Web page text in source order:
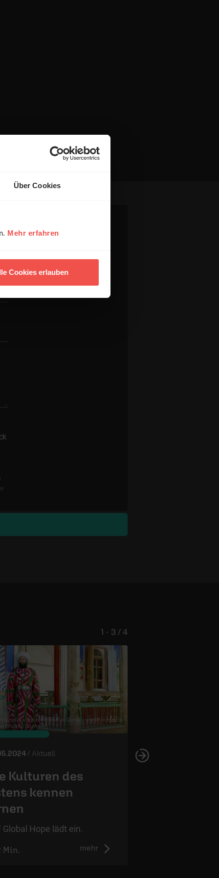
Über Cookies
Mehr erfahren
Cookies erlauben
Michailowitsch Prokudin-Gorski, via Wikimedia
[Public domain]
/ Aktuell
Kulturen des
kennen
Global Hope lädt ein.
mehr
Min.
23.05.2024
1 - 3 / 4